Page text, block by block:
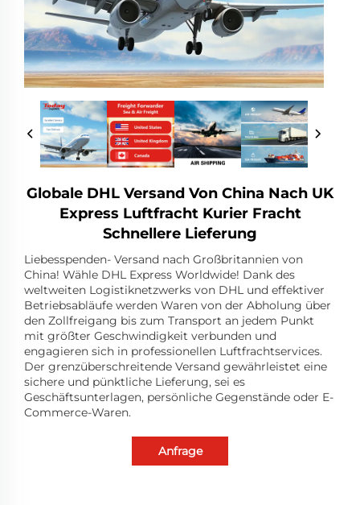
Globale DHL Versand Von China Nach UK
Express Luftfracht Kurier Fracht
Schnellere Lieferung
Liebesspenden- Versand nach Großbritannien von
China! Wähle DHL Express Worldwide! Dank des
weltweiten Logistiknetzwerks von DHL und effektiver
Betriebsabläufe werden Waren von der Abholung über
den Zollfreigang bis zum Transport an jedem Punkt
mit größter Geschwindigkeit verbunden und
engagieren sich in professionellen Luftfrachtservices.
Der grenzüberschreitende Versand gewährleistet eine
sichere und pünktliche Lieferung, sei es
Geschäftsunterlagen, persönliche Gegenstände oder E-
Commerce-Waren.
Anfrage